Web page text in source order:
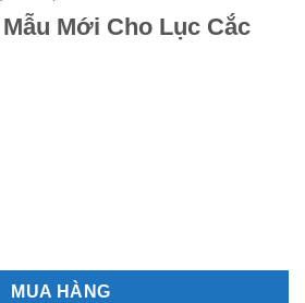
Mới Cho Lục Cắc
Cho Lục Cắc Bụp số lượng
MUA HÀNG